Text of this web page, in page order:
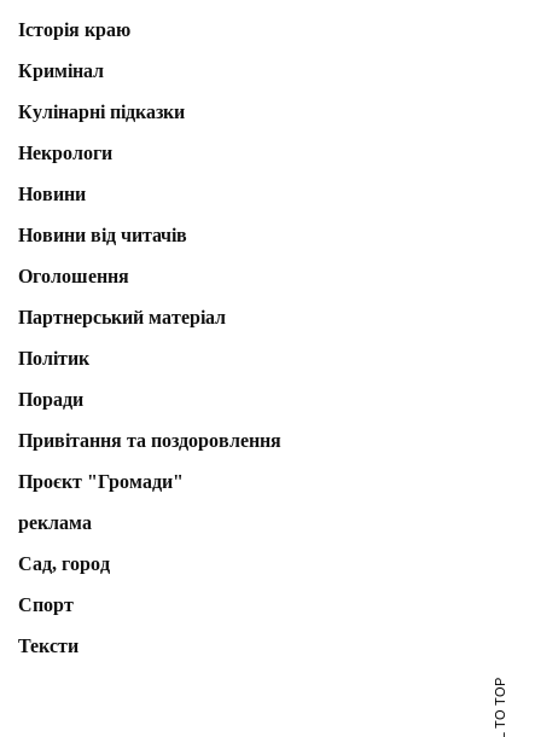
Історія краю
Кримінал
Кулінарні підказки
Некрологи
Новини
Новини від читачів
Оголошення
Партнерський матеріал
Політик
Поради
Привітання та поздоровлення
Проєкт "Громади"
реклама
Сад, город
Спорт
Тексти